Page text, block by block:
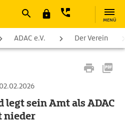
MENÜ
ADAC e.V. Der Verein
sein Amt als ADAC
nieder